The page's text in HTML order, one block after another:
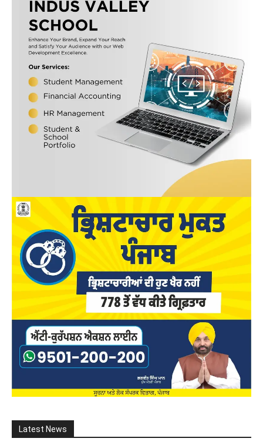
Latest News